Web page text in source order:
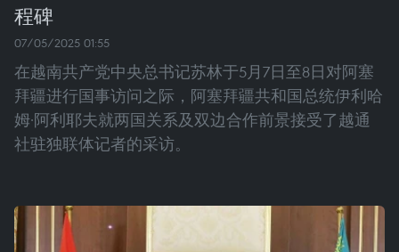
程碑
07/05/2025 01:55
在越南共产党中央总书记苏林于5月7日至8日对阿塞
拜疆进行国事访问之际，阿塞拜疆共和国总统伊利哈
姆·阿利耶夫就两国关系及双边合作前景接受了越通
社驻独联体记者的采访。